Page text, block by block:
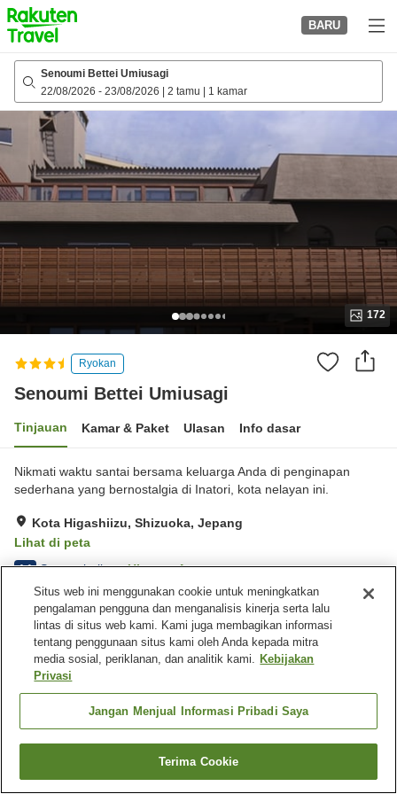
to
top
page
BARU
Senoumi Bettei Umiusagi
22/08/2026 - 23/08/2026 2 tamu 1 kamar
172
Ryokan
Senoumi Bettei Umiusagi
Tinjauan Kamar & Paket Ulasan Info dasar
Nikmati waktu santai bersama keluarga Anda di penginapan
sederhana yang bernostalgia di Inatori, kota nelayan ini.
Kota Higashiizu, Shizuoka, Jepang
Lihat di peta
4.1 Sangat baik Ulasan:4
Fasilitas properti
Tempat parkir
Spa / Salon kecantikan
Restoran
Lounge
Jepang Shizuoka
Kota Higashiizu
Senoumi Bettei Umiusagi
Cari kamar
Situs web ini menggunakan cookie untuk meningkatkan
pengalaman pengguna dan menganalisis kinerja serta lalu
lintas di situs web kami. Kami juga membagikan informasi
tentang penggunaan situs kami oleh Anda kepada mitra
media sosial, periklanan, dan analitik kami. Kebijakan
Privasi
Jangan Menjual Informasi Pribadi Saya
Terima Cookie